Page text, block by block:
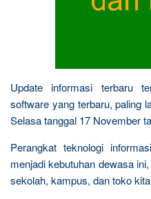
Update informasi terbaru
software yang terbaru, paling
Selasa tanggal 17 November
Perangkat teknologi
menjadi kebutuhan dewasa
sekolah, kampus, dan toko